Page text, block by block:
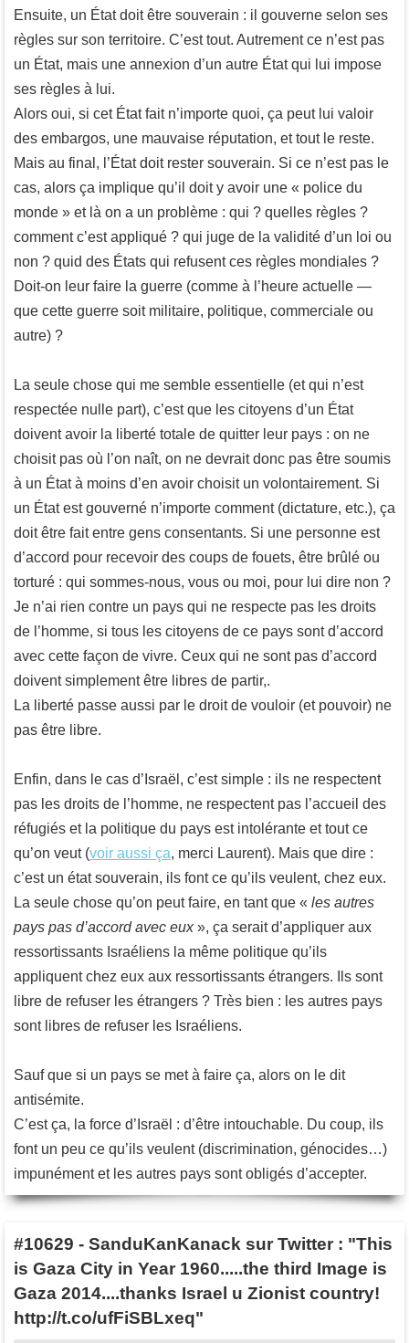
Ensuite, un État doit être souverain : il gouverne selon ses
règles sur son territoire. C’est tout. Autrement ce n’est pas
un État, mais une annexion d’un autre État qui lui impose
ses règles à lui.
Alors oui, si cet État fait n’importe quoi, ça peut lui valoir
des embargos, une mauvaise réputation, et tout le reste.
Mais au final, l’État doit rester souverain. Si ce n’est pas le
cas, alors ça implique qu’il doit y avoir une « police du
monde » et là on a un problème : qui ? quelles règles ?
comment c’est appliqué ? qui juge de la validité d’un loi ou
non ? quid des États qui refusent ces règles mondiales ?
Doit-on leur faire la guerre (comme à l’heure actuelle —
que cette guerre soit militaire, politique, commerciale ou
autre) ?
La seule chose qui me semble essentielle (et qui n’est
respectée nulle part), c’est que les citoyens d’un État
doivent avoir la liberté totale de quitter leur pays : on ne
choisit pas où l’on naît, on ne devrait donc pas être soumis
à un État à moins d’en avoir choisit un volontairement. Si
un État est gouverné n’importe comment (dictature, etc.), ça
doit être fait entre gens consentants. Si une personne est
d’accord pour recevoir des coups de fouets, être brûlé ou
torturé : qui sommes-nous, vous ou moi, pour lui dire non ?
Je n’ai rien contre un pays qui ne respecte pas les droits
de l’homme, si tous les citoyens de ce pays sont d’accord
avec cette façon de vivre. Ceux qui ne sont pas d’accord
doivent simplement être libres de partir,.
La liberté passe aussi par le droit de vouloir (et pouvoir) ne
pas être libre.
Enfin, dans le cas d’Israël, c’est simple : ils ne respectent
pas les droits de l’homme, ne respectent pas l’accueil des
réfugiés et la politique du pays est intolérante et tout ce
qu’on veut (voir aussi ça, merci Laurent). Mais que dire :
c’est un état souverain, ils font ce qu’ils veulent, chez eux.
La seule chose qu’on peut faire, en tant que « les autres
pays pas d’accord avec eux», ça serait d’appliquer aux
ressortissants Israéliens la même politique qu’ils
appliquent chez eux aux ressortissants étrangers. Ils sont
libre de refuser les étrangers ? Très bien : les autres pays
sont libres de refuser les Israéliens.
Sauf que si un pays se met à faire ça, alors on le dit
antisémite.
C’est ça, la force d’Israël : d’être intouchable. Du coup, ils
font un peu ce qu’ils veulent (discrimination, génocides…)
impunément et les autres pays sont obligés d’accepter.
#10629 - SanduKanKanack sur Twitter : "This
is Gaza City in Year 1960.....the third Image is
Gaza 2014....thanks Israel u Zionist country!
http://t.co/ufFiSBLxeq"